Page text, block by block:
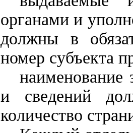
органами и
должны в
номер субъекта
наименование
и сведений
количество